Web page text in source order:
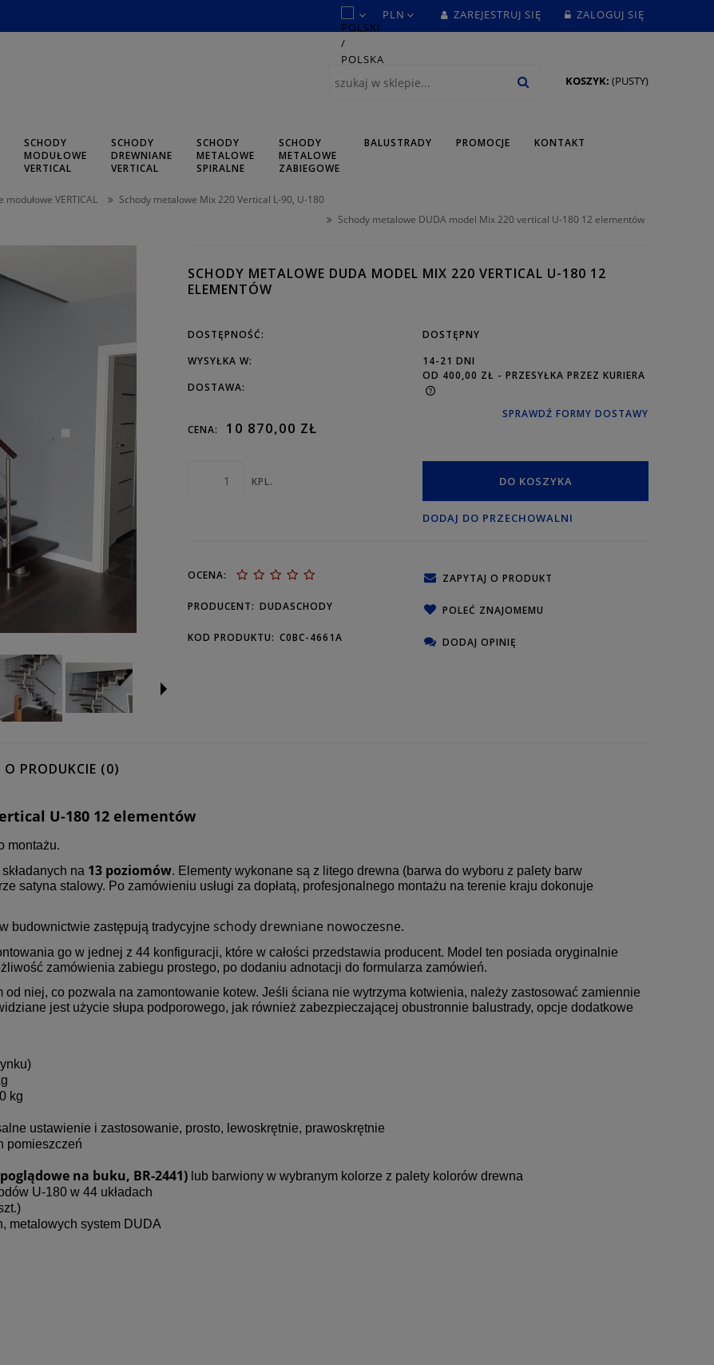
ZAREJESTRUJ SIĘ ZALOGUJ SIĘ
KOSZYK: (PUSTY)
SCHODY
MODUŁOWE
VERTICAL
SCHODY
DREWNIANE
VERTICAL
SCHODY
METALOWE
SPIRALNE
SCHODY
METALOWE
ZABIEGOWE
BALUSTRADY PROMOCJE KONTAKT
VERTICAL
Schody metalowe Mix 220 Vertical L-90, U-180
Schody metalowe DUDA model Mix 220 vertical U-180 12 elementów
SCHODY METALOWE DUDA MODEL MIX 220 VERTICAL U-180 12
ELEMENTÓW
DOSTĘPNOŚĆ:
DOSTĘPNY
WYSYŁKA W:
14-21 DNI
DOSTAWA:
OD 400,00 ZŁ - PRZESYŁKA PRZEZ KURIERA
SPRAWDŹ FORMY DOSTAWY
CENA:
10 870,00 ZŁ
KPL. DO KOSZYKA
DODAJ DO PRZECHOWALNI
OCENA:
PRODUCENT: DUDASCHODY
KOD PRODUKTU: C0BC-4661A
ZAPYTAJ O PRODUKT
POLEĆ ZNAJOMEMU
DODAJ OPINIĘ
O PRODUKCIE (0)
U-180 12 elementów
montażu.
składanych na 13 poziomów. Elementy wykonane są z litego drewna (barwa do wyboru z palety barw
satyna stalowy. Po zamówieniu usługi za dopłatą, profesjonalnego montażu na terenie kraju dokonuje
budownictwie zastępują tradycyjne schody drewniane nowoczesne.
go w jednej z 44 konfiguracji, które w całości przedstawia producent. Model ten posiada oryginalnie
zamówienia zabiegu prostego, po dodaniu adnotacji do formularza zamówień.
niej, co pozwala na zamontowanie kotew. Jeśli ściana nie wytrzyma kotwienia, należy zastosować zamiennie
jest użycie słupa podporowego, jak również zabezpieczającej obustronnie balustrady, opcje dodatkowe
kg
ustawienie i zastosowanie, prosto, lewoskrętnie, prawoskrętnie
pomieszczeń
na buku, BR-2441) lub barwiony w wybranym kolorze z palety kolorów drewna
U-180 w 44 układach
metalowych system DUDA